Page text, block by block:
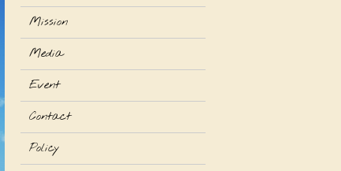
Mission
Media
Event
Contact
Policy